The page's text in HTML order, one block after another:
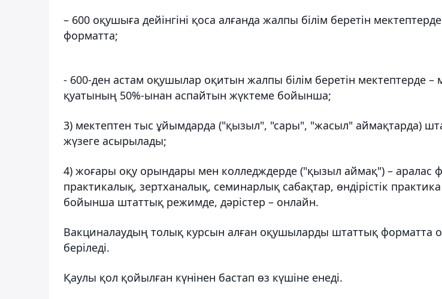
– 600 оқушыға дейінгіні қоса алғанда жалпы білім беретін
форматта;
- 600-ден астам оқушылар оқитын жалпы білім беретін мектептерде –
қуатының 50%-ынан аспайтын жүктеме бойынша;
3) мектептен тыс ұйымдарда ("қызыл", "сары", "жасыл" аймақтарда)
жүзеге асырылады;
4) жоғары оқу орындары мен колледждерде ("қызыл аймақ") – аралас
практикалық, зертханалық, семинарлық сабақтар, өндірістік
бойынша штаттық режимде, дәрістер – онлайн.
Вакциналаудың толық курсын алған оқушыларды штаттық форматта
беріледі.
Қаулы қол қойылған күнінен бастап өз күшіне енеді.